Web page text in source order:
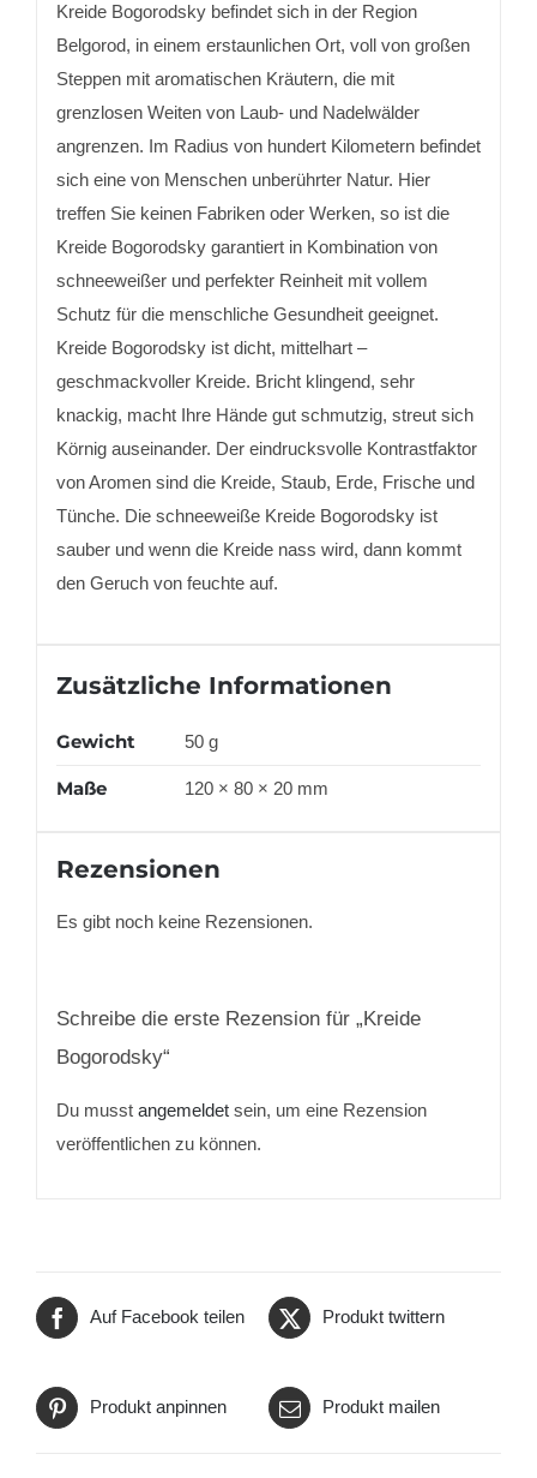
Kreide Bogorodsky befindet sich in der Region
Belgorod, in einem erstaunlichen Ort, voll von großen
Steppen mit aromatischen Kräutern, die mit
grenzlosen Weiten von Laub- und Nadelwälder
angrenzen. Im Radius von hundert Kilometern befindet
sich eine von Menschen unberührter Natur. Hier
treffen Sie keinen Fabriken oder Werken, so ist die
Kreide Bogorodsky garantiert in Kombination von
schneeweißer und perfekter Reinheit mit vollem
Schutz für die menschliche Gesundheit geeignet.
Kreide Bogorodsky ist dicht, mittelhart –
geschmackvoller Kreide. Bricht klingend, sehr
knackig, macht Ihre Hände gut schmutzig, streut sich
Körnig auseinander. Der eindrucksvolle Kontrastfaktor
von Aromen sind die Kreide, Staub, Erde, Frische und
Tünche. Die schneeweiße Kreide Bogorodsky ist
sauber und wenn die Kreide nass wird, dann kommt
den Geruch von feuchte auf.
Zusätzliche Informationen
Gewicht 50 g
Maße 120 × 80 × 20 mm
Rezensionen
Es gibt noch keine Rezensionen.
Schreibe die erste Rezension für „Kreide
Bogorodsky“
Du musst angemeldetsein, um eine Rezension
veröffentlichen zu können.
Auf Facebook teilen Produkt twittern
Produkt anpinnen Produkt mailen